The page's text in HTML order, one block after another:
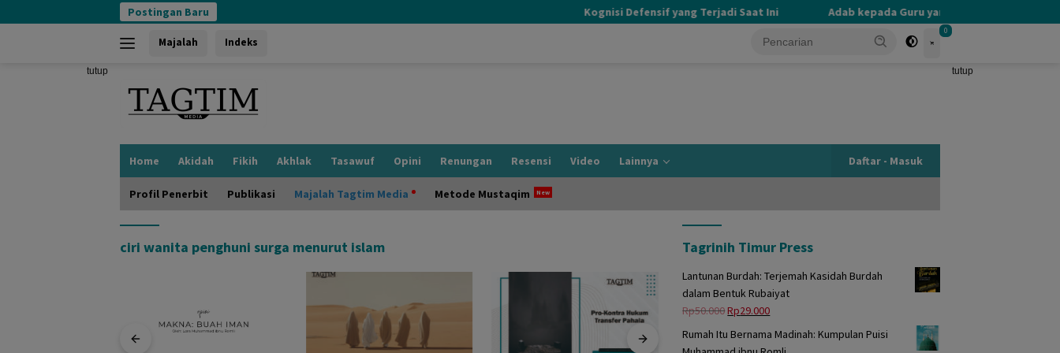
ke
Postingan Baru Kognisi Defensif yang Terjadi Saat Ini Adab kepada Guru yang Terlupakan
Majalah Indeks
0
tutup tutup
Home Akidah Fikih Akhlak Tasawuf Opini Renungan Resensi Video Lainnya Daftar - Masuk
Profil Penerbit Publikasi Majalah Tagtim Media Metode Mustaqim
ciri wanita penghuni surga menurut islam Tagrinih Timur Press
Lantunan Burdah: Terjemah Kasidah Burdah
dalam Bentuk Rubaiyat
Rp50.000Harga
adalah:
Rp29.000Harga
Rumah Itu Bernama Madinah: Kumpulan Puisi